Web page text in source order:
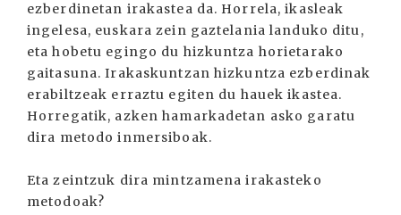
ezberdinetan irakastea da. Horrela, ikasleak
ingelesa, euskara zein gaztelania landuko ditu,
eta hobetu egingo du hizkuntza horietarako
gaitasuna. Irakaskuntzan hizkuntza ezberdinak
erabiltzeak erraztu egiten du hauek ikastea.
Horregatik, azken hamarkadetan asko garatu
dira metodo inmersiboak.
Eta zeintzuk dira mintzamena irakasteko
metodoak?